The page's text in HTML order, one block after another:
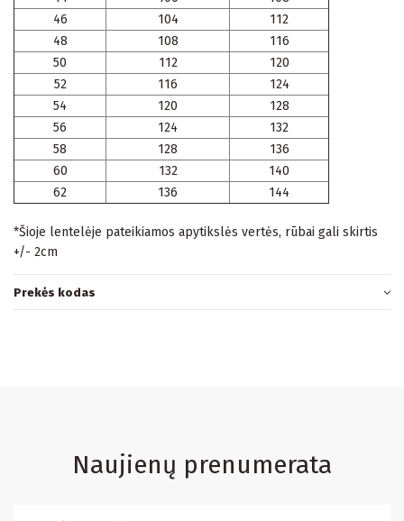
46
104
112
48
108
116
50
112
120
52
116
124
54
120
128
56
124
132
58
128
136
60
132
140
62
136 144
*Šioje lentelėje pateikiamos apytikslės vertės, rūbai gali skirtis
+/- 2cm
Prekės kodas
Naujienų prenumerata